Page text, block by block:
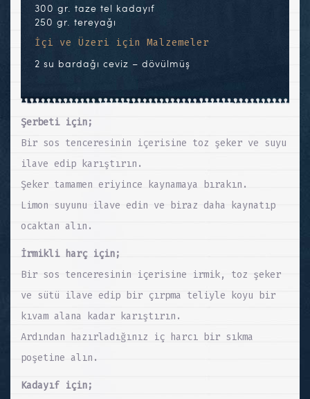
300 gr. taze tel kadayıf
250 gr. tereyağı
İçi ve Üzeri için Malzemeler
2 su bardağı ceviz – dövülmüş
Şerbeti için;
Bir sos tenceresinin içerisine toz şeker ve suyu
ilave edip karıştırın.
Şeker tamamen eriyince kaynamaya bırakın.
Limon suyunu ilave edin ve biraz daha kaynatıp
ocaktan alın.
İrmikli harç için;
Bir sos tenceresinin içerisine irmik, toz şeker
ve sütü ilave edip bir çırpma teliyle koyu bir
kıvam alana kadar karıştırın.
Ardından hazırladığınız iç harcı bir sıkma
poşetine alın.
Kadayıf için;